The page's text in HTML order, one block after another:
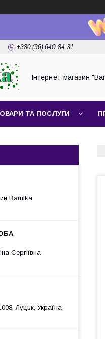
+380 (96) 640-84-31
Інтернет-магазин
ТА ПОСЛУГИ
Barnika
Сергіївна
Луцьк, Україна